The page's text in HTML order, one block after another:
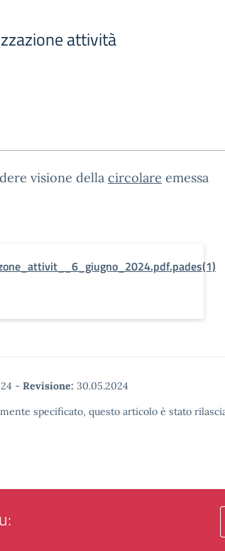
attività
visione della circolare emessa
- Revisione: 30.05.2024
specificato, questo articolo è stato